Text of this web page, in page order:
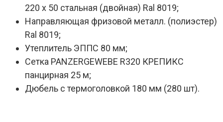
220 х 50 стальная (двойная) Ral 8019;
Направляющая фризовой металл. (полиэстер)
Ral 8019;
Утеплитель ЭППС 80 мм;
Сетка PANZERGEWEBE R320 КРЕПИКС
панцирная 25 м;
Дюбель с термоголовкой 180 мм (280 шт).